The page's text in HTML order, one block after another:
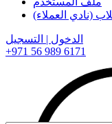
(نادي العملاء)
الدخول | التسجيل
+971 56 989 6171